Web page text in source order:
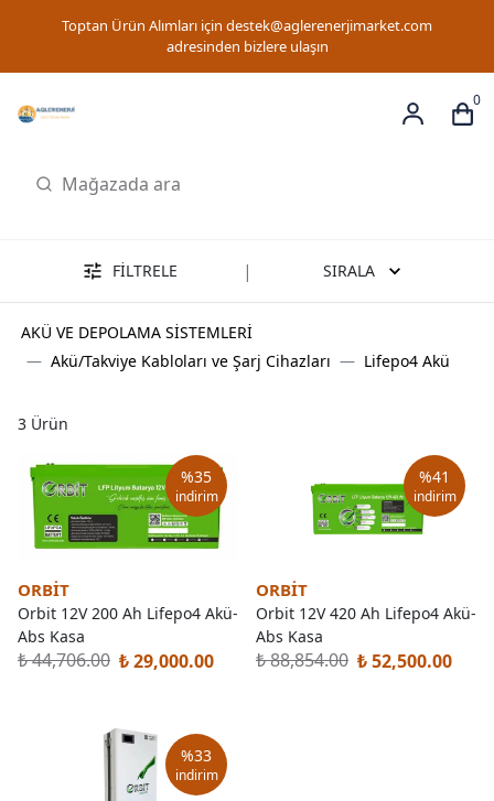
Toptan Ürün Alımları için destek@aglerenerjimarket.com
adresinden bizlere ulaşın
0
FİLTRELE | SIRALA
AKÜ VE DEPOLAMA SİSTEMLERİ
Akü/Takviye Kabloları ve Şarj Cihazları
Lifepo4 Akü
3 Ürün
%35
indirim
ORBİT
Orbit 12V 200 Ah Lifepo4 Akü-
Abs Kasa
₺ 44,706.00 ₺ 29,000.00
%41
indirim
ORBİT
Orbit 12V 420 Ah Lifepo4 Akü-
Abs Kasa
₺ 88,854.00 ₺ 52,500.00
%33
indirim